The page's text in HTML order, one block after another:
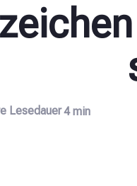
Lesedauer4 min